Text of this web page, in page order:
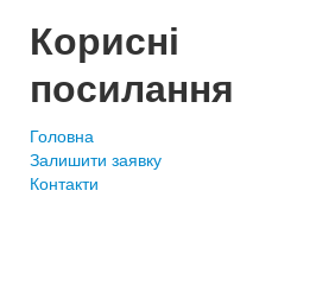
Корисні
посилання
Головна
Залишити заявку
Контакти